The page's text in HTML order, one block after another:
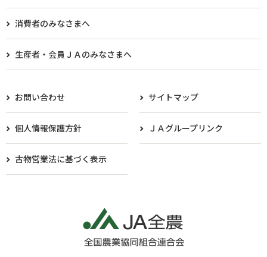
消費者のみなさまへ
生産者・会員ＪＡのみなさまへ​
お問い合わせ サイトマップ
個人情報保護方針 ＪＡグループリンク
古物営業法に基づく表示